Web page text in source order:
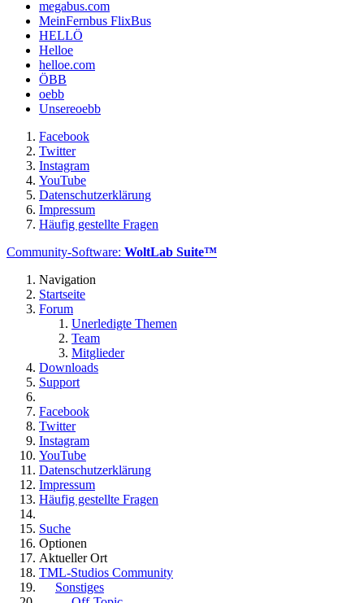
megabus.com
MeinFernbus FlixBus
HELLÖ
Helloe
helloe.com
ÖBB
oebb
Unsereoebb
Facebook
Twitter
Instagram
YouTube
Datenschutzerklärung
Impressum
Häufig gestellte Fragen
Community-Software: WoltLab Suite™
Navigation
Startseite
Forum
Unerledigte Themen
Team
Mitglieder
Downloads
Support
Facebook
Twitter
Instagram
YouTube
Datenschutzerklärung
Impressum
Häufig gestellte Fragen
Suche
Optionen
Aktueller Ort
TML-Studios Community
Sonstiges